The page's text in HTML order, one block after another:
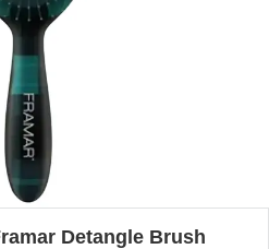
Detangle Brush